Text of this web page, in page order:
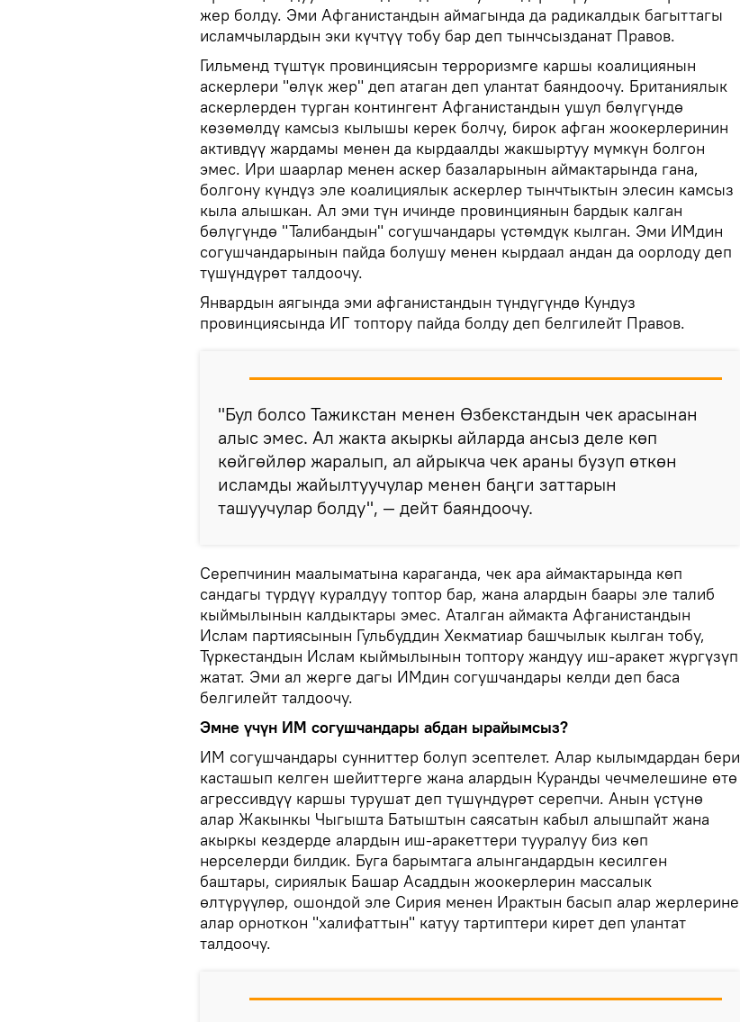
жер болду. Эми Афганистандын аймагында да радикалдык багыттагы
исламчылардын эки күчтүү тобу бар деп тынчсызданат Правов.
Гильменд түштүк провинциясын терроризмге каршы коалициянын
аскерлери "өлүк жер" деп атаган деп улантат баяндоочу. Британиялык
аскерлерден турган контингент Афганистандын ушул бөлүгүндө
көзөмөлдү камсыз кылышы керек болчу, бирок афган жоокерлеринин
активдүү жардамы менен да кырдаалды жакшыртуу мүмкүн болгон
эмес. Ири шаарлар менен аскер базаларынын аймактарында гана,
болгону күндүз эле коалициялык аскерлер тынчтыктын элесин камсыз
кыла алышкан. Ал эми түн ичинде провинциянын бардык калган
бөлүгүндө "Талибандын" согушчандары үстөмдүк кылган. Эми ИМдин
согушчандарынын пайда болушу менен кырдаал андан да оорлоду деп
түшүндүрөт талдоочу.
Январдын аягында эми афганистандын түндүгүндө Кундуз
провинциясында ИГ топтору пайда болду деп белгилейт Правов.
"Бул болсо Тажикстан менен Өзбекстандын чек арасынан
алыс эмес. Ал жакта акыркы айларда ансыз деле көп
көйгөйлөр жаралып, ал айрыкча чек араны бузуп өткөн
исламды жайылтуучулар менен баңги заттарын
ташуучулар болду", — дейт баяндоочу.
Серепчинин маалыматына караганда, чек ара аймактарында көп
сандагы түрдүү куралдуу топтор бар, жана алардын баары эле талиб
кыймылынын калдыктары эмес. Аталган аймакта Афганистандын
Ислам партиясынын Гульбуддин Хекматиар башчылык кылган тобу,
Түркестандын Ислам кыймылынын топтору жандуу иш-аракет жүргүзүп
жатат. Эми ал жерге дагы ИМдин согушчандары келди деп баса
белгилейт талдоочу.
Эмне үчүн ИМ согушчандары абдан ырайымсыз?
ИМ согушчандары сунниттер болуп эсептелет. Алар кылымдардан бери
касташып келген шейиттерге жана алардын Куранды чечмелешине өтө
агрессивдүү каршы турушат деп түшүндүрөт серепчи. Анын үстүнө
алар Жакынкы Чыгышта Батыштын саясатын кабыл алышпайт жана
акыркы кездерде алардын иш-аракеттери тууралуу биз көп
нерселерди билдик. Буга барымтага алынгандардын кесилген
баштары, сириялык Башар Асаддын жоокерлерин массалык
өлтүрүүлөр, ошондой эле Сирия менен Ирактын басып алар жерлерине
алар орноткон "халифаттын" катуу тартиптери кирет деп улантат
талдоочу.